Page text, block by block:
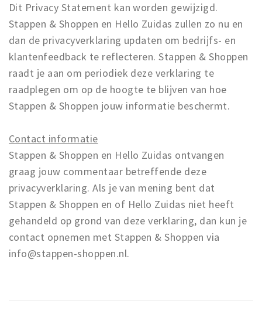
Dit Privacy Statement kan worden gewijzigd.
Stappen & Shoppen en Hello Zuidas zullen zo nu en
dan de privacyverklaring updaten om bedrijfs- en
klantenfeedback te reflecteren. Stappen & Shoppen
raadt je aan om periodiek deze verklaring te
raadplegen om op de hoogte te blijven van hoe
Stappen & Shoppen jouw informatie beschermt.
Contact informatie
Stappen & Shoppen en Hello Zuidas ontvangen
graag jouw commentaar betreffende deze
privacyverklaring. Als je van mening bent dat
Stappen & Shoppen en of Hello Zuidas niet heeft
gehandeld op grond van deze verklaring, dan kun je
contact opnemen met Stappen & Shoppen via
info@stappen-shoppen.nl.